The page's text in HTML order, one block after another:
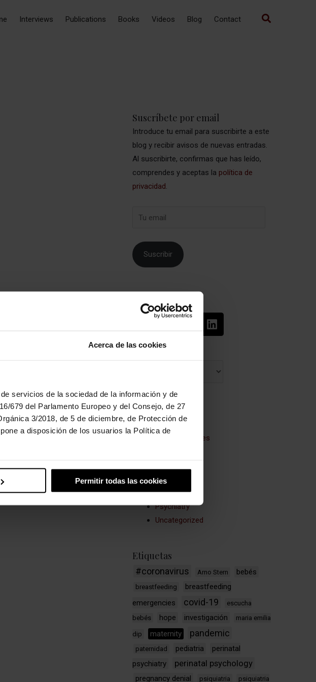
Acerca de las cookies
servicios de la sociedad de la información y de
679 del Parlamento Europeo y del Consejo, de 27
3/2018, de 5 de diciembre, de Protección de
a disposición de los usuarios la Política de
Permitir todas las cookies
Interviews Publications Books Videos Blog Contact
Suscríbete por email
Introduce tu email para suscribirte a este
blog y recibir avisos de nuevas entradas.
Al suscribirte, confirmas que has leído,
comprendes y aceptas la política de
privacidad.
Suscribir
Sígueme en:
Categories
Birth
Books & movies
Maternity
Medicine
Psychiatry
Uncategorized
Etiquetas
#coronavirus Arno Stern bebés
breastfeeding
breastfeeding
emergencies
covid-19
escucha
bebés
hope investigación maria emilia
dip maternity pandemic
paternidad pediatria
perinatal
psychiatry
perinatal psychology
pregnancy denial psiquiatria psiquiatria